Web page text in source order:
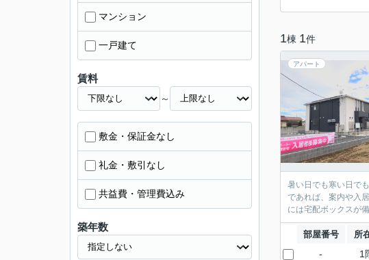
1棟 1件
アパート
暑い日でも寒い日で
であれば、案内や入
には宅配ボックスが
部屋番号 所
- 1
マンション
一戸建て
賃料
～
敷金・保証金なし
礼金・敷引なし
共益費・管理費込み
築年数